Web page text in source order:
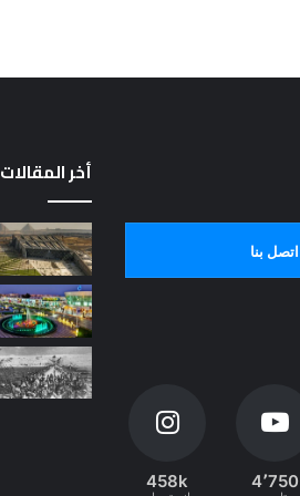
اتصل بنا
4٬750 458k
أخر المقالات